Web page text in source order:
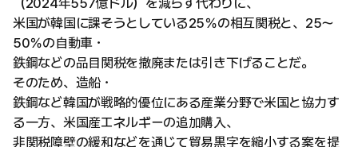
米国が韓国に課そうとしている25％の相互関税と、25～
50％の自動車・
鉄鋼などの品目関税を撤廃または引き下げることだ。
そのため、造船・
鉄鋼など韓国が戦略的優位にある産業分野で米国と協力す
る一方、米国産エネルギーの追加購入、
非関税障壁の緩和などを通じて貿易黒字を縮小する案を提